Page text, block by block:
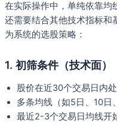
在实际操作中，单纯依靠均
还需要结合其他技术指标和
为系统的选股策略：
1. 初筛条件（技术面）
股价在近30个交易日内
多条均线（如5日、10日
最近2-3个交易日均线开